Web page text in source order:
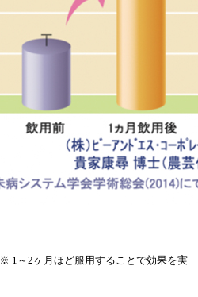
※ 1～2ヶ月ほど服用することで効果を実